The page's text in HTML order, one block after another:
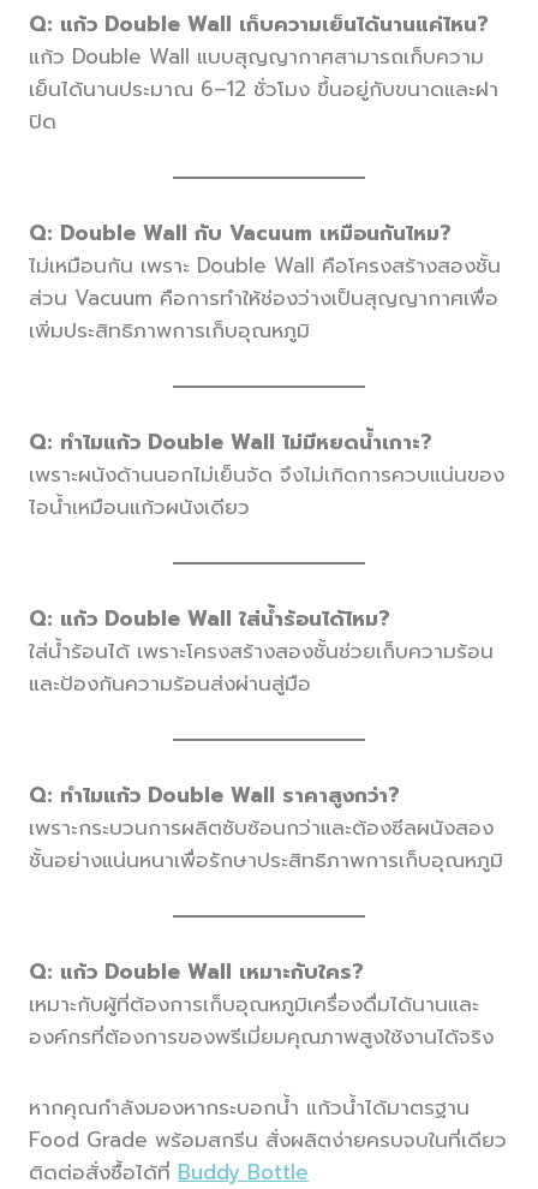
Q: แก้ว Double Wall เก็บความเย็นได้นานแค่ไหน?
แก้ว Double Wall แบบสุญญากาศสามารถเก็บความ
เย็นได้นานประมาณ 6–12 ชั่วโมง ขึ้นอยู่กับขนาดและฝา
ปิด
Q: Double Wall กับ Vacuum เหมือนกันไหม?
ไม่เหมือนกัน เพราะ Double Wall คือโครงสร้างสองชั้น
ส่วน Vacuum คือการทำให้ช่องว่างเป็นสุญญากาศเพื่อ
เพิ่มประสิทธิภาพการเก็บอุณหภูมิ
Q: ทำไมแก้ว Double Wall ไม่มีหยดน้ำเกาะ?
เพราะผนังด้านนอกไม่เย็นจัด จึงไม่เกิดการควบแน่นของ
ไอน้ำเหมือนแก้วผนังเดียว
Q: แก้ว Double Wall ใส่น้ำร้อนได้ไหม?
ใส่น้ำร้อนได้ เพราะโครงสร้างสองชั้นช่วยเก็บความร้อน
และป้องกันความร้อนส่งผ่านสู่มือ
Q: ทำไมแก้ว Double Wall ราคาสูงกว่า?
เพราะกระบวนการผลิตซับซ้อนกว่าและต้องซีลผนังสอง
ชั้นอย่างแน่นหนาเพื่อรักษาประสิทธิภาพการเก็บอุณหภูมิ
Q: แก้ว Double Wall เหมาะกับใคร?
เหมาะกับผู้ที่ต้องการเก็บอุณหภูมิเครื่องดื่มได้นานและ
องค์กรที่ต้องการของพรีเมี่ยมคุณภาพสูงใช้งานได้จริง
หากคุณกำลังมองหากระบอกน้ำ แก้วน้ำได้มาตรฐาน
Food Grade พร้อมสกรีน สั่งผลิตง่ายครบจบในที่เดียว
ติดต่อสั่งซื้อได้ที่ Buddy Bottle